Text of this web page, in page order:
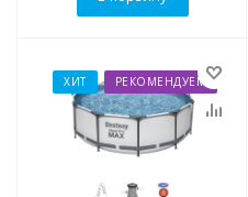
ХИТ РЕКОМЕНДУЕМ